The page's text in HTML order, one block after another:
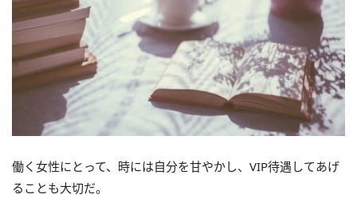
働く女性にとって、時には自分を甘やかし、VIP待遇してあげ
ることも大切だ。